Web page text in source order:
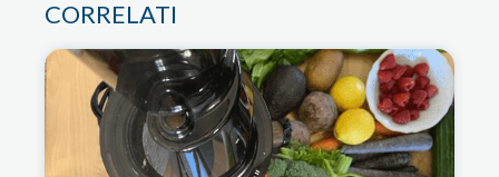
CORRELATI
ESTRATTO DI VERDURA:
L’ARCOBALENO NEL BICCHIERE